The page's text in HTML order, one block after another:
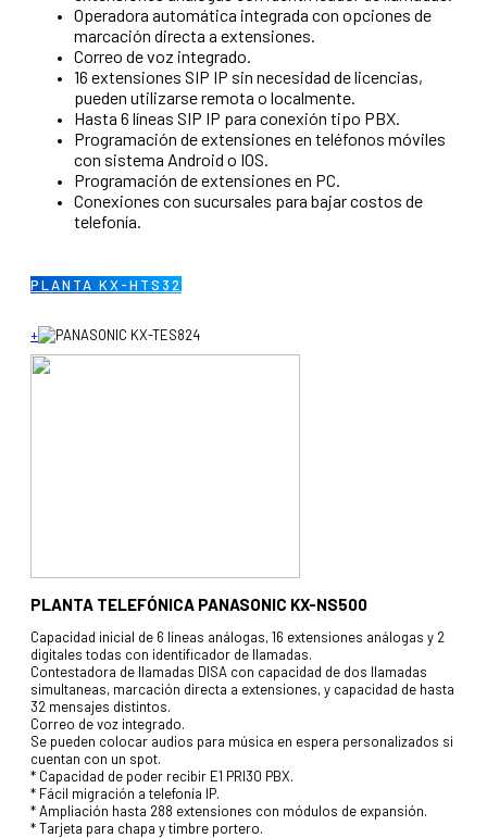
Operadora automática integrada con opciones de
marcación directa a extensiones.
Correo de voz integrado.
16 extensiones SIP IP sin necesidad de licencias,
pueden utilizarse remota o localmente.
Hasta 6 líneas SIP IP para conexión tipo PBX.
Programación de extensiones en teléfonos móviles
con sistema Android o IOS.
Programación de extensiones en PC.
Conexiones con sucursales para bajar costos de
telefonía.
PLANTA KX-HTS32
+
PLANTA TELEFÓNICA PANASONIC KX-NS500
Capacidad inicial de 6 líneas análogas, 16 extensiones análogas y 2
digitales todas con identificador de llamadas.
Contestadora de llamadas DISA con capacidad de dos llamadas
simultaneas, marcación directa a extensiones, y capacidad de hasta
32 mensajes distintos.
Correo de voz integrado.
Se pueden colocar audios para música en espera personalizados si
cuentan con un spot.
* Capacidad de poder recibir E1 PRI30 PBX.
* Fácil migración a telefonía IP.
* Ampliación hasta 288 extensiones con módulos de expansión.
* Tarjeta para chapa y timbre portero.